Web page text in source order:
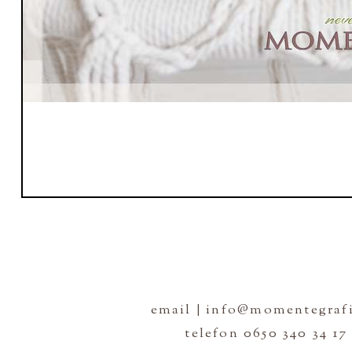
email |
telefon 0650 340 34 17